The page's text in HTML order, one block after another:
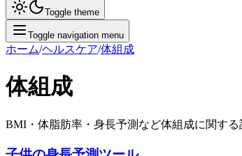
Toggle theme
Toggle navigation menu
ホーム/ヘルスケア/体組成
体組成
BMI・体脂肪率・身長予測など体組成に関す